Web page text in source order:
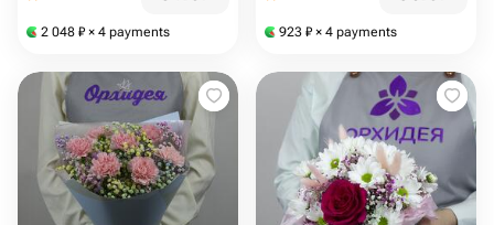
2 048 ₽ × 4 payments 923 ₽ × 4 payments